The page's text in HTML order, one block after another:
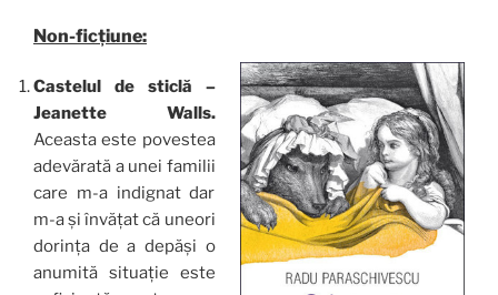
Non-ficțiune:
Castelul de sticlă –
Jeanette Walls.
Aceasta este povestea
adevărată a unei familii
care m-a indignat dar
m-a și învățat că uneori
dorința de a depăși o
anumită situație este